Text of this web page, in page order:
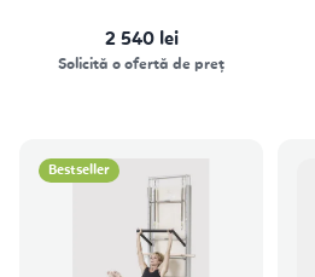
2 540 lei
Solicită o ofertă de preț
Bestseller